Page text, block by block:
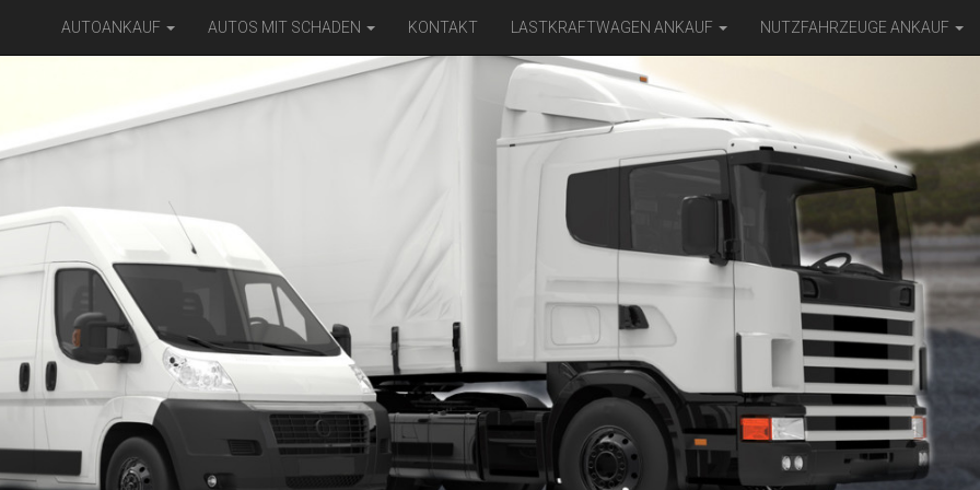
AUTOANKAUF AUTOS MIT SCHADEN KONTAKT LASTKRAFTWAGEN ANKAUF NUTZFAHRZEUGE ANKAUF